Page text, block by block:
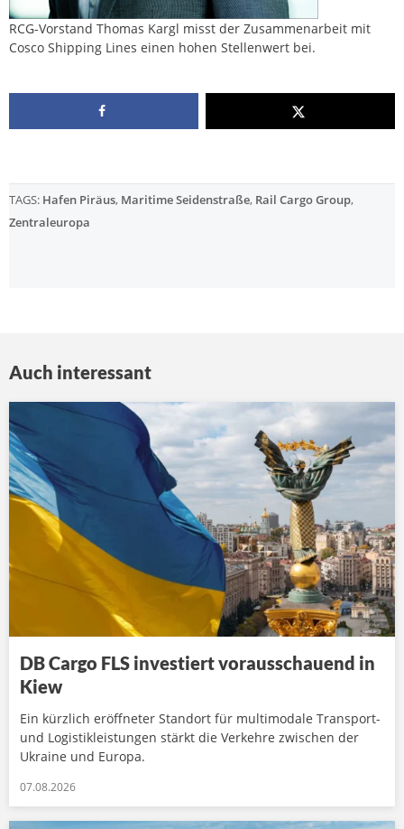
RCG-Vorstand Thomas Kargl misst der Zusammenarbeit mit
Cosco Shipping Lines einen hohen Stellenwert bei.
TAGS: Hafen Piräus, Maritime Seidenstraße, Rail Cargo Group,
Zentraleuropa
Auch interessant
DB Cargo FLS investiert vorausschauend in
Kiew
Ein kürzlich eröffneter Standort für multimodale Transport-
und Logistikleistungen stärkt die Verkehre zwischen der
Ukraine und Europa.
07.08.2026